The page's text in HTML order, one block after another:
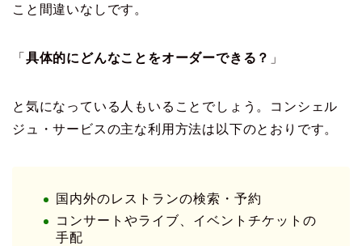
こと間違いなしです。
「 具体的にどんなことをオーダーできる？ 」
と気になっている人もいることでしょう。コンシェル
ジュ・サービスの主な利用方法は以下のとおりです。
国内外のレストランの検索・予約
コンサートやライブ、イベントチケットの
手配